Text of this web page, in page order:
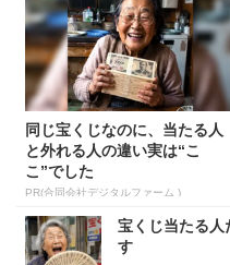
同じ宝くじなのに、当たる人
と外れる人の違い実は“こ
こ”でした
PR(合同会社デジタルファーム )
宝くじ当たる人
す